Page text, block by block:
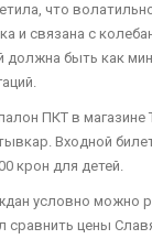
что
и связана с
должна быть как
ПКТ в магазине
Входной
крон для детей.
условно можно
сравнить цены